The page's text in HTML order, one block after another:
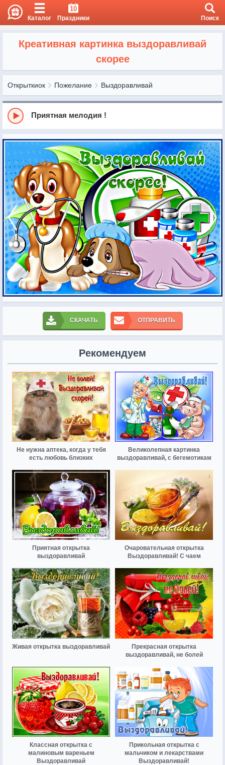
Каталог
10
Праздники Поиск
Креативная картинка выздоравливай
скорее
Открыткиок Пожелание Выздоравливай
Приятная мелодия !
СКАЧАТЬ ОТПРАВИТЬ
Рекомендуем
Не нужна аптека, когда у тебя
есть любовь близких
Великолепная картинка
выздоравливай, с бегемотикам
Приятная открытка
выздоравливай
Очаровательная открытка
Выздоравливай! С чаем
Живая открытка выздоравливай
Прекрасная открытка
выздоравливай, не болей
Классная открытка с
малиновым вареньем
Выздоравливай
Прикольная открытка с
мальчиком и лекарствами
Выздоравливай!